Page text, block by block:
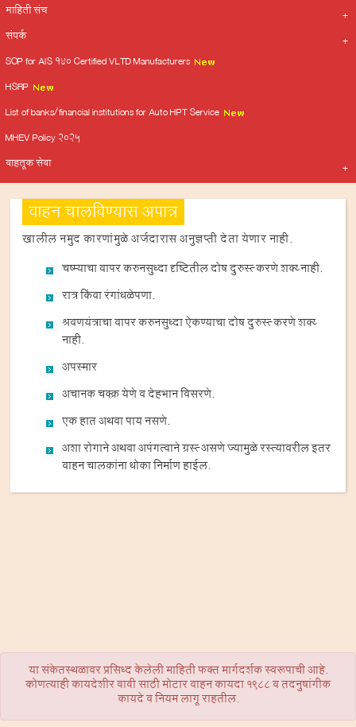
माहिती संच
संपर्क
SOP for AIS 140 Certified VLTD Manufacturers
HSRP
List of banks/financial institutions for Auto HPT Service
MHEV Policy 2025
वाहतूक सेवा
वाहन चालविण्यास अपात्र
खालील नमुद कारणांमुळे अर्जदारास अनुज्ञप्ती देता येणार नाही.
चष्म्याचा वापर करुनसुध्दा दृष्टितील दोष दुरुस्त्‍ करणे शक्य्‍ नाही.
रात्र किंवा रंगांधळेपणा.
श्रवणयंत्राचा वापर करुनसुध्दा ऐकण्याचा दोष दुरुस्त्‍ करणे शक्य्‍
नाही.
अपस्मार
अचानक चक्क्र येणे व देहभान विसरणे.
एक हात अथवा पाय नसणे.
अशा रोगाने अथवा अपंगत्वाने ग्रस्त्‍ असणे ज्यामुळे रस्त्यावरील इतर
वाहन चालकांना धोका निर्माण हाईल.
या संकेतस्थळावर प्रसिध्द केलेली माहिती फक्त मार्गदर्शक स्वरूपाची आहे.
कोणत्याही कायदेशीर बाबी साठी मोटार वाहन कायदा 1988 व तदनुषांगीक
कायदे व नियम लागू राहतील.